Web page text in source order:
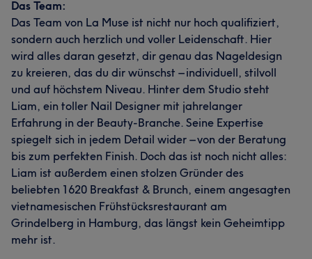
Das Team:
Das Team von La Muse ist nicht nur hoch qualifiziert,
sondern auch herzlich und voller Leidenschaft. Hier
wird alles daran gesetzt, dir genau das Nageldesign
zu kreieren, das du dir wünschst – individuell, stilvoll
und auf höchstem Niveau. Hinter dem Studio steht
Liam, ein toller Nail Designer mit jahrelanger
Erfahrung in der Beauty-Branche. Seine Expertise
spiegelt sich in jedem Detail wider – von der Beratung
bis zum perfekten Finish. Doch das ist noch nicht alles:
Liam ist außerdem einen stolzen Gründer des
beliebten 1620 Breakfast & Brunch, einem angesagten
vietnamesischen Frühstücksrestaurant am
Grindelberg in Hamburg, das längst kein Geheimtipp
mehr ist.